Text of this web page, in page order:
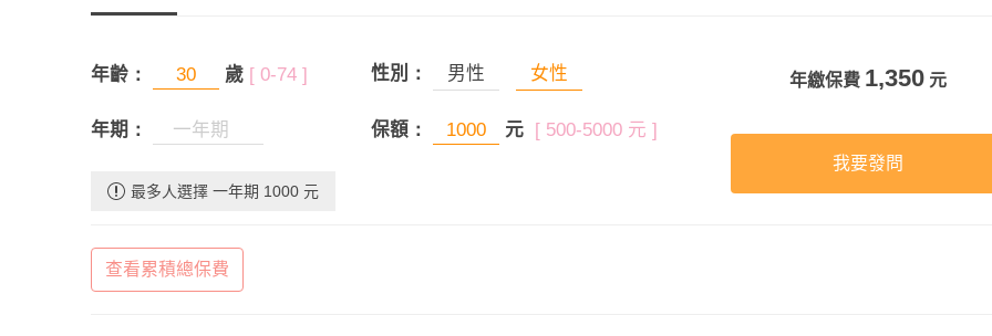
年齡： 歲 [ 0-74 ] 性別： 男性 女性
年期： 保額： 元 [ 500-5000 元 ]
最多人選擇 一年期 1000 元
年繳保費 1,350 元
我要發問
查看累積總保費